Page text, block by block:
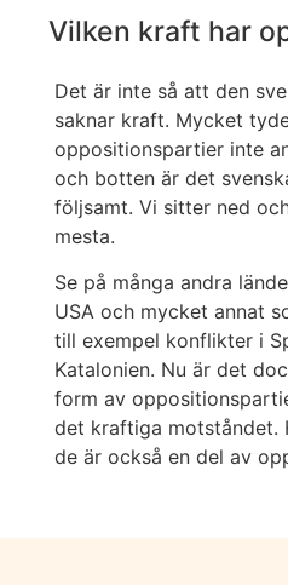
Vilken kraft har
Det är inte så att den
saknar kraft. Mycket
oppositionspartier inte
och botten är det
följsamt. Vi sitter ned
mesta.
Se på många andra
USA och mycket annat
till exempel konflikter i
Katalonien. Nu är det
form av
det kraftiga motståndet.
de är också en del av